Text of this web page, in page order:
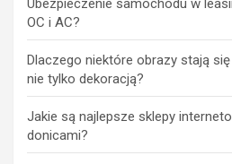
Ubezpieczenie samochodu w
OC i AC?
Dlaczego niektóre obrazy stają
nie tylko dekoracją?
Jakie są najlepsze sklepy
donicami?